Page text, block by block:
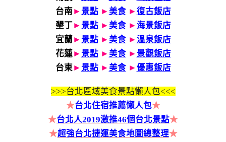
台南► 景點 ► 美食► 復古飯店
墾丁► 景點 ► 美食► 海景飯店
宜蘭 ► 景點 ► 美食► 溫泉飯店
花蓮► 景點 ► 美食► 景觀飯店
台東► 景點 ► 美食► 優惠飯店
>>>台北區域美食景點懶人包<<<
★台北住宿推薦懶人包★
★台北人2019激推46個台北景點★
★超強台北捷運美食地圖總整理★